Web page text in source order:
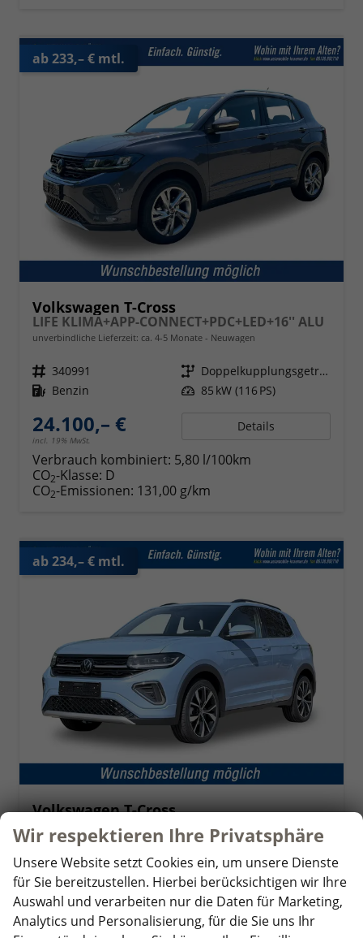
ab 233,– € mtl.
Volkswagen T-Cross
LIFE KLIMA+APP-CONNECT+PDC+LED+16'' ALU
unverbindliche Lieferzeit: ca. 4-5 Monate Neuwagen
Fahrzeugnr. 340991 Getriebe
Doppelkupplungsgetriebe (DSG)
Kraftstoff Benzin Leistung 85 kW (116 PS)
24.100,– €
incl. 19% MwSt.
Details
Verbrauch kombiniert: 5,80 l/100km
CO2-Klasse: D
CO2-Emissionen: 131,00 g/km
ab 234,– € mtl.
Volkswagen T-Cross
unverbindliche Lieferzeit: ca. 4-5 Monate Neuwagen
Fahrzeugnr. 341003 Getriebe Schalt. 6-Gang
Benzin 85 kW (116 PS)
24.200,– € Details
Wir respektieren Ihre Privatsphäre
Unsere Website setzt Cookies ein, um unsere Dienste
für Sie bereitzustellen. Hierbei berücksichtigen wir Ihre
Auswahl und verarbeiten nur die Daten für Marketing,
Analytics und Personalisierung, für die Sie uns Ihr